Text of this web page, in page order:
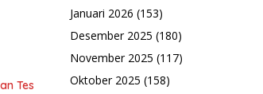
Tes
Januari 2026 (153)
Desember 2025 (180)
November 2025 (117)
Oktober 2025 (158)